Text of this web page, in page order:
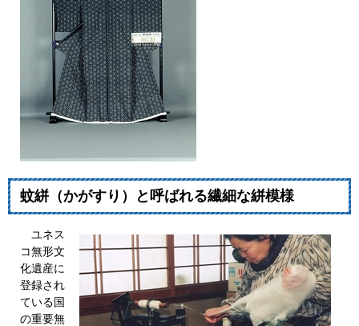
蚊絣（かがすり）と呼ばれる繊細な絣模様
ユネス
コ無形文
化遺産に
登録され
ている国
の重要無